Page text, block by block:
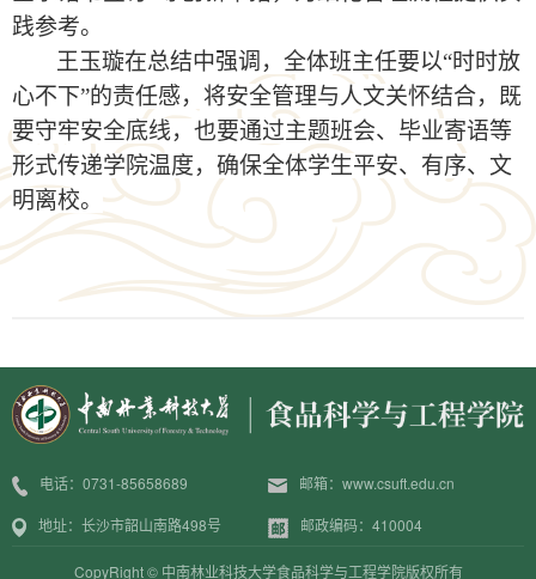
践参考。
王玉璇在总结中强调，全体班主任要以“时时放
心不下”的责任感，将安全管理与人文关怀结合，既
要守牢安全底线，也要通过主题班会、毕业寄语等
形式传递学院温度，确保全体学生平安、有序、文
明离校。
电话：0731-85658689 邮箱：www.csuft.edu.cn
地址：长沙市韶山南路498号 邮政编码：410004
CopyRight © 中南林业科技大学食品科学与工程学院版权所有